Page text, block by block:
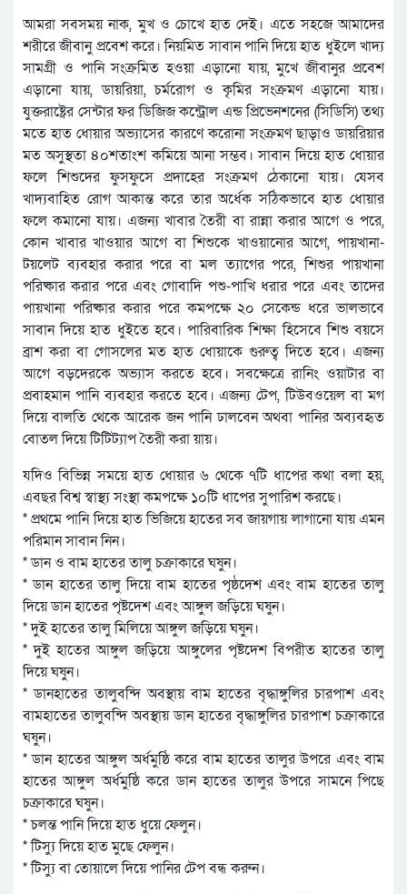
আমরা সবসময় নাক, মুখ ও চোখে হাত দেই। এতে সহজে আমাদের
শরীরে জীবানু প্রবেশ করে। নিয়মিত সাবান পানি দিয়ে হাত ধুইলে খাদ্য
সামগ্রী ও পানি সংক্রমিত হওয়া এড়ানো যায়, মুখে জীবানুর প্রবেশ
এড়ানো যায়, ডায়রিয়া, চর্মরোগ ও কৃমির সংক্রমণ এড়ানো যায়।
যুক্তরাষ্ট্রের সেন্টার ফর ডিজিজ কন্ট্রোল এন্ড প্রিভেনশনের (সিডিসি) তথ্য
মতে হাত ধোয়ার অভ্যাসের কারণে করোনা সংক্রমণ ছাড়াও ডায়রিয়ার
মত অসুস্থতা ৪০শতাংশ কমিয়ে আনা সম্ভব। সাবান দিয়ে হাত ধোয়ার
ফলে শিশুদের ফুসফুসে প্রদাহের সংক্রমণ ঠেকানো যায়। যেসব
খাদ্যবাহিত রোগ আকান্ত করে তার অর্ধেক সঠিকভাবে হাত ধোয়ার
ফলে কমানো যায়। এজন্য খাবার তৈরী বা রান্না করার আগে ও পরে,
কোন খাবার খাওয়ার আগে বা শিশুকে খাওয়ানোর আগে, পায়খানা-
টয়লেট ব্যবহার করার পরে বা মল ত্যাগের পরে, শিশুর পায়খানা
পরিষ্কার করার পরে এবং গোবাদি পশু-পাখি ধরার পরে এবং তাদের
পায়খানা পরিষ্কার করার পরে কমপক্ষে ২০ সেকেন্ড ধরে ভালভাবে
সাবান দিয়ে হাত ধুইতে হবে। পারিবারিক শিক্ষা হিসেবে শিশু বয়সে
ব্রাশ করা বা গোসলের মত হাত ধোয়াকে গুরুত্ব দিতে হবে। এজন্য
আগে বড়দেরকে অভ্যাস করতে হবে। সবক্ষেত্রে রানিং ওয়াটার বা
প্রবাহমান পানি ব্যবহার করতে হবে। এজন্য টেপ, টিউবওয়েল বা মগ
দিয়ে বালতি থেকে আরেক জন পানি ঢালবেন অথবা পানির অব্যবহৃত
বোতল দিয়ে টিটিট্যাপ তৈরী করা য়ায়।
যদিও বিভিন্ন সময়ে হাত ধোয়ার ৬ থেকে ৭টি ধাপের কথা বলা হয়,
এবছর বিশ্ব স্বাস্থ্য সংস্থা কমপক্ষে ১০টি ধাপের সুপারিশ করছে।
* প্রথমে পানি দিয়ে হাত ভিজিয়ে হাতের সব জায়গায় লাগানো যায় এমন
পরিমান সাবান নিন।
* ডান ও বাম হাতের তালু চক্রাকারে ঘষুন।
* ডান হাতের তালু দিয়ে বাম হাতের পৃষ্ঠদেশ এবং বাম হাতের তালু
দিয়ে ডান হাতের পৃষ্টদেশ এবং আঙ্গুল জড়িয়ে ঘষুন।
* দুই হাতের তালু মিলিয়ে আঙ্গুল জড়িয়ে ঘষুন।
* দুই হাতের আঙ্গুল জড়িয়ে আঙ্গুলের পৃষ্টদেশ বিপরীত হাতের তালু
দিয়ে ঘষুন।
* ডানহাতের তালুবন্দি অবস্থায় বাম হাতের বৃদ্ধাঙ্গুলির চারপাশ এবং
বামহাতের তালুবন্দি অবস্থায় ডান হাতের বৃদ্ধাঙ্গুলির চারপাশ চক্রাকারে
ঘষুন।
* ডান হাতের আঙ্গুল অর্ধমুষ্ঠি করে বাম হাতের তালুর উপরে এবং বাম
হাতের আঙ্গুল অর্ধমুষ্ঠি করে ডান হাতের তালুর উপরে সামনে পিছে
চক্রাকারে ঘষুন।
* চলন্ত পানি দিয়ে হাত ধুয়ে ফেলুন।
* টিস্যু দিয়ে হাত মুছে ফেলুন।
* টিস্যু বা তোয়ালে দিয়ে পানির টেপ বন্ধ করুন।